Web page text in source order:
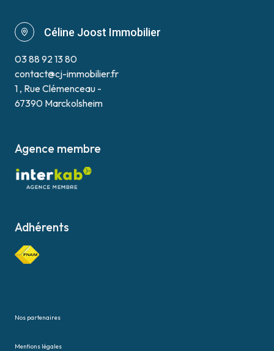
Céline Joost Immobilier
03 88 92 13 80
contact@cj-immobilier.fr
1 , Rue Clémenceau -
67390 Marckolsheim
Agence membre
Adhérents
Nos partenaires
Mentions légales